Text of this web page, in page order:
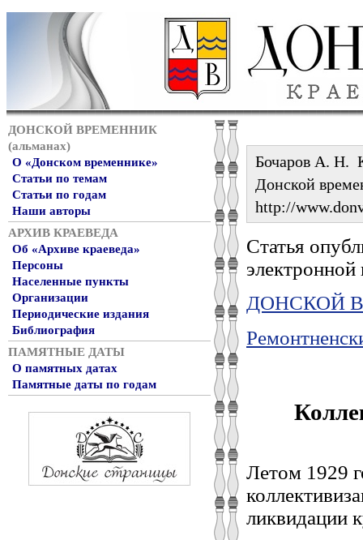
ДОНСКОЙ ВРЕМЕННИК
(альманах)
О «Донском временнике»
Статьи по темам
Статьи по годам
Наши авторы
АРХИВ КРАЕВЕДА
Об «Архиве краеведа»
Персоны
Населенные пункты
Организации
Периодические издания
Библиография
ПАМЯТНЫЕ ДАТЫ
О памятных датах
Памятные даты по годам
Бочаров А. Н.
Донской
http://
Статья
ДОНСКОЙ
Летом 1929
ликвидации